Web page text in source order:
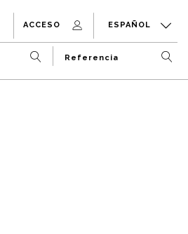
ACCESO ESPAÑOL